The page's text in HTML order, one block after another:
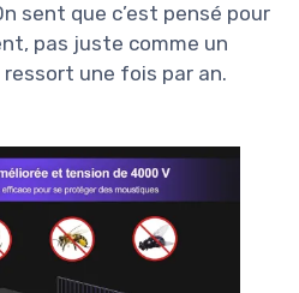
sent que c’est pensé pour
pas juste comme un
ressort une fois par an.